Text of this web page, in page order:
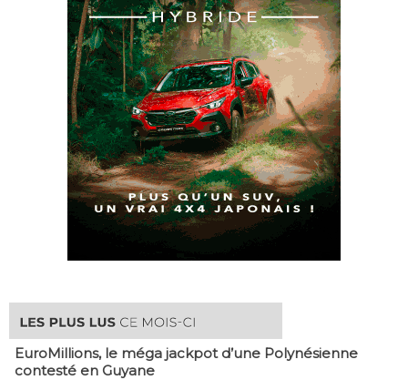
EuroMillions, ​le méga jackpot d’une Polynésienne
contesté en Guyane